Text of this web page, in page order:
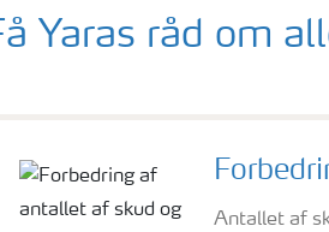
Yaras råd om
Antallet af